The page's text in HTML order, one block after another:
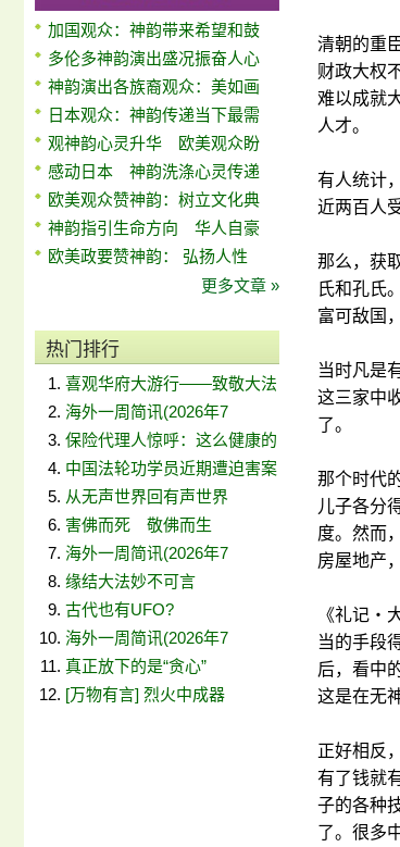
加国观众：神韵带来希望和鼓
多伦多神韵演出盛况振奋人心
神韵演出各族裔观众：美如画
日本观众：神韵传递当下最需
观神韵心灵升华 欧美观众盼
感动日本 神韵洗涤心灵传递
欧美观众赞神韵：树立文化典
神韵指引生命方向 华人自豪
欧美政要赞神韵： 弘扬人性
更多文章 »
热门排行
喜观华府大游行——致敬大法
海外一周简讯(2026年7
保险代理人惊呼：这么健康的
中国法轮功学员近期遭迫害案
从无声世界回有声世界
害佛而死 敬佛而生
海外一周简讯(2026年7
缘结大法妙不可言
古代也有UFO?
海外一周简讯(2026年7
真正放下的是“贪心”
[万物有言] 烈火中成器
清朝的重
财政大权
难以成就
人才。
有人统计
近两百人
那么，获
氏和孔氏
富可敌国
当时凡是
这三家中
了。
那个时代
儿子各分
度。然而
房屋地产
《礼记・
当的手段
后，看中
这是在无
正好相反
有了钱就
子的各种
了。很多